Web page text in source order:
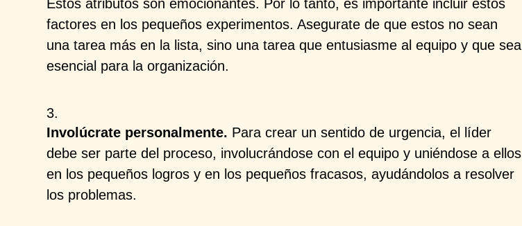
Estos atributos son emocionantes. Por lo tanto, es importante incluir estos
factores en los pequeños experimentos. Asegurate de que estos no sean
una tarea más en la lista, sino una tarea que entusiasme al equipo y que sea
esencial para la organización.
Involúcrate personalmente. Para crear un sentido de urgencia, el líder
debe ser parte del proceso, involucrándose con el equipo y uniéndose a ellos
en los pequeños logros y en los pequeños fracasos, ayudándolos a resolver
los problemas.